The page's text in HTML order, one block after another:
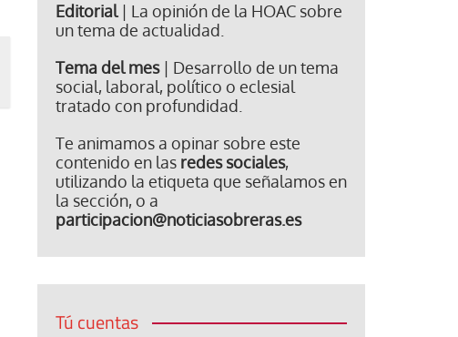
Editorial| La opinión de la HOAC sobre
un tema de actualidad.
Tema del mes| Desarrollo de un tema
social, laboral, político o eclesial
tratado con profundidad.
Te animamos a opinar sobre este
contenido en las redes sociales,
utilizando la etiqueta que señalamos en
la sección, o a
participacion@noticiasobreras.es
Tú cuentas